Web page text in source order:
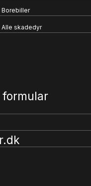
Borebiller
Alle skadedyr
formular